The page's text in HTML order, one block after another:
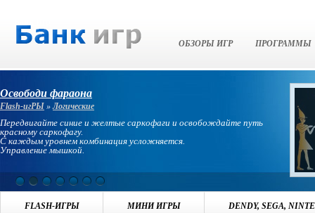
ОБЗОРЫ ИГР ПРОГРАММЫ
Освободи фараона
Flash-игРЫ »Логические
Передвигайте синие и желтые саркофаги и освобождайте путь
красному саркофагу.
С каждым уровнем комбинация усложняется.
Управление мышкой.
FLASH-ИГРЫ МИНИ ИГРЫ DENDY, SEGA,